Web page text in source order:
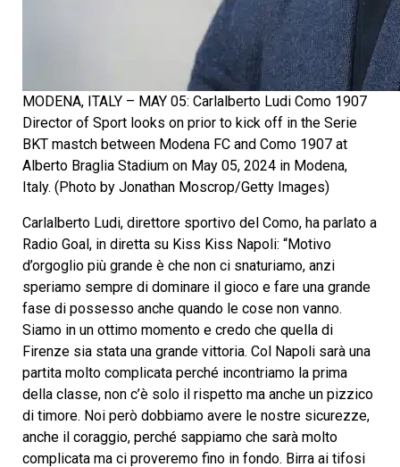
MODENA, ITALY – MAY 05: Carlalberto Ludi Como 1907
Director of Sport looks on prior to kick off in the Serie
BKT mastch between Modena FC and Como 1907 at
Alberto Braglia Stadium on May 05, 2024 in Modena,
Italy. (Photo by Jonathan Moscrop/Getty Images)
Carlalberto Ludi, direttore sportivo del Como, ha parlato a
Radio Goal, in diretta su Kiss Kiss Napoli: “Motivo
d’orgoglio più grande è che non ci snaturiamo, anzi
speriamo sempre di dominare il gioco e fare una grande
fase di possesso anche quando le cose non vanno.
Siamo in un ottimo momento e credo che quella di
Firenze sia stata una grande vittoria. Col Napoli sarà una
partita molto complicata perché incontriamo la prima
della classe, non c’è solo il rispetto ma anche un pizzico
di timore. Noi però dobbiamo avere le nostre sicurezze,
anche il coraggio, perché sappiamo che sarà molto
complicata ma ci proveremo fino in fondo. Birra ai tifosi